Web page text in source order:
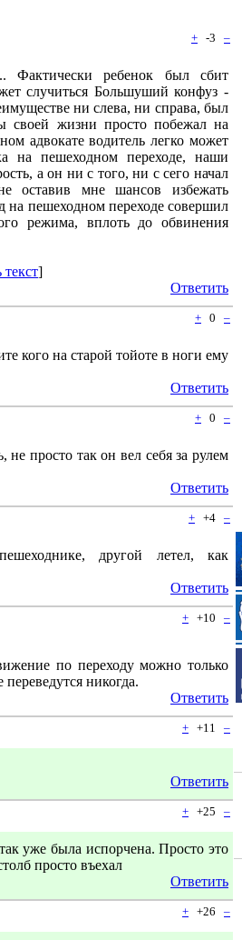
+ -3 –
Фактически ребенок был сбит
случиться Большуший конфуз -
ни слева, ни справа, был
своей жизни просто побежал на
адвокате водитель легко может
на пешеходном переходе, наши
а он ни с того, ни с сего начал
оставив мне шансов избежать
пешеходном переходе совершил
режима, вплоть до обвинения
текст]
Ответить
+ 0 –
кого на старой тойоте в ноги ему
Ответить
+ 0 –
просто так он вел себя за рулем
Ответить
+ +4 –
другой летел, как
Ответить
+ +10 –
по переходу можно только
никогда.
Ответить
+ +11 –
Ответить
+ +25 –
уже была испорчена. Просто это
просто въехал
Ответить
+ +26 –